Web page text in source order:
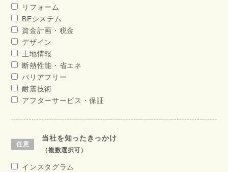
リフォーム
BEシステム
資金計画・税金
デザイン
土地情報
断熱性能・省エネ
バリアフリー
耐震技術
アフターサービス・保証
当社を知ったきっかけ
（複数選択可）
インスタグラム